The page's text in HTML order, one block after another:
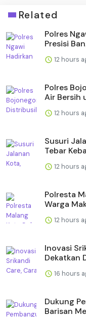
Related
Polres
Presisi
12 hours
Polres
Air Bersih
12 hours
Susuri
Tebar
12 hours
Polresta
Warga
12 hours
Inovasi
Dekatkan
16 hours
Dukung
Barisan